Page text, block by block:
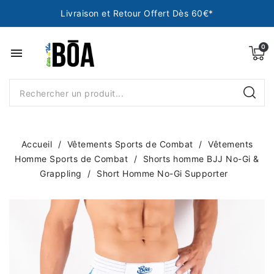
Livraison et Retour Offert Dès 60€*
menu
Accueil Vêtements Sports de Combat
Vêtements
Homme Sports de Combat
Shorts homme BJJ No-Gi &
Grappling
Short Homme No-Gi Supporter